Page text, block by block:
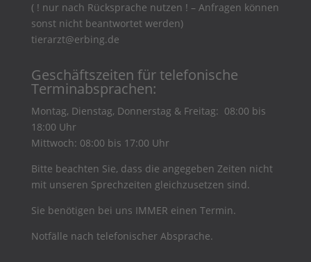
( ! nur nach Rücksprache nutzen ! – Anfragen können
sonst nicht beantwortet werden)
tierarzt@erbing.de
Geschäftszeiten für telefonische
Terminabsprachen:
Montag, Dienstag, Donnerstag & Freitag: 08:00 bis
18:00 Uhr
Mittwoch: 08:00 bis 17:00 Uhr
Bitte beachten Sie, dass die angegeben Zeiten nicht
mit unseren Sprechzeiten gleichzusetzen sind.
Sie benötigen bei uns IMMER einen Termin.
Notfälle nach telefonischer Absprache.